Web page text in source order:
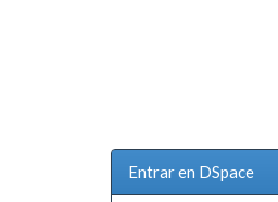
Entrar en DSpace